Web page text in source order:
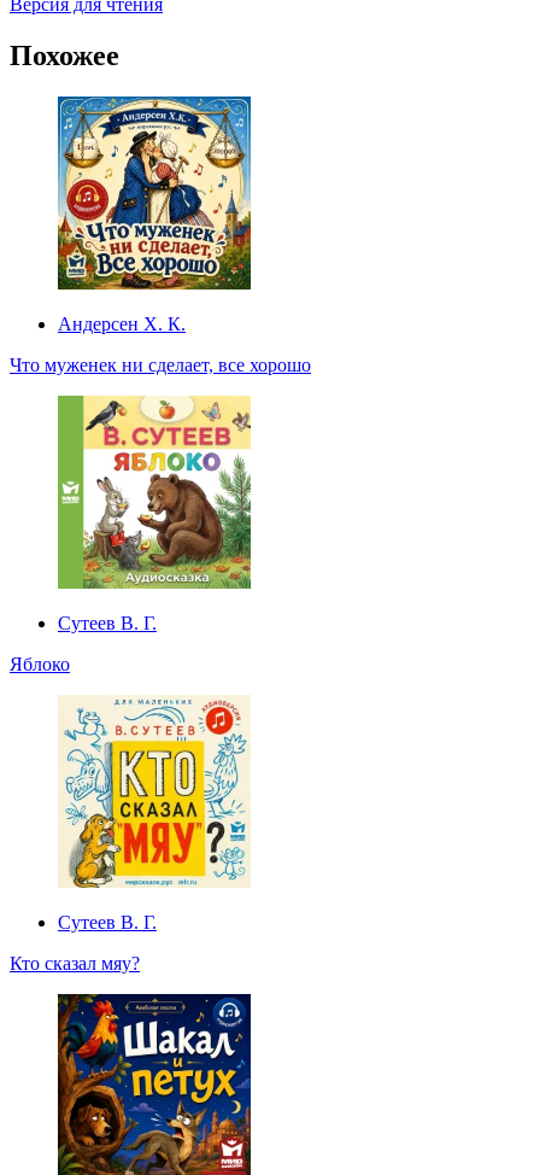
Версия для чтения
Похожее
Андерсен Х. К.
Что муженек ни сделает, все хорошо
Сутеев В. Г.
Яблоко
Сутеев В. Г.
Кто сказал мяу?